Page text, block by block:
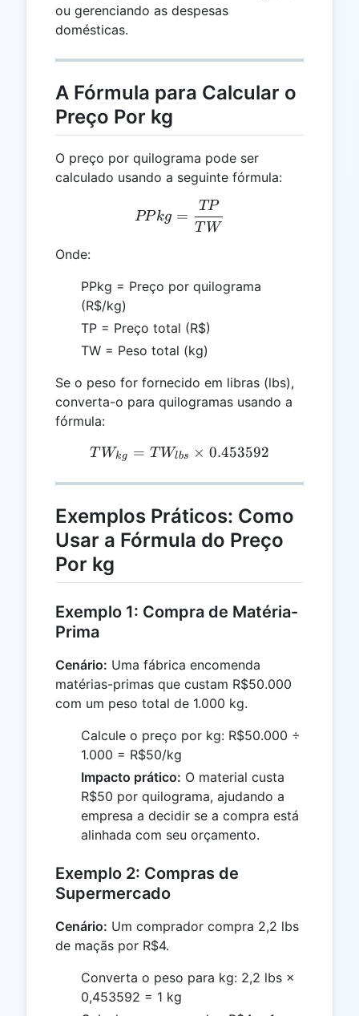
ou gerenciando as despesas
domésticas.
A Fórmula para Calcular o
Preço Por kg
O preço por quilograma pode ser
calculado usando a seguinte fórmula:
PPkg = \frac{TP}{TW}
PPkg =
TW
TP
Onde:
PPkg = Preço por quilograma
(R$/kg)
TP = Preço total (R$)
TW = Peso total (kg)
Se o peso for fornecido em libras (lbs),
converta-o para quilogramas usando a
fórmula:
TW_{kg} = TW_{lbs}
T Wkg = T Wlbs × 0.453592
Exemplos Práticos: Como
Usar a Fórmula do Preço
Por kg
Exemplo 1: Compra de Matéria-
Prima
Cenário: Uma fábrica encomenda
matérias-primas que custam R$50.000
com um peso total de 1.000 kg.
Calcule o preço por kg: R$50.000 ÷
1.000 = R$50/kg
Impacto prático: O material custa
R$50 por quilograma, ajudando a
empresa a decidir se a compra está
alinhada com seu orçamento.
Exemplo 2: Compras de
Supermercado
Cenário: Um comprador compra 2,2 lbs
de maçãs por R$4.
Converta o peso para kg: 2,2 lbs ×
0,453592 = 1 kg